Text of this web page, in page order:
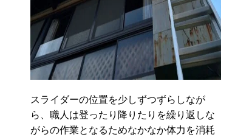
スライダーの位置を少しずつずらしなが
ら、職人は登ったり降りたりを繰り返しな
がらの作業となるためなかなか体力を消耗